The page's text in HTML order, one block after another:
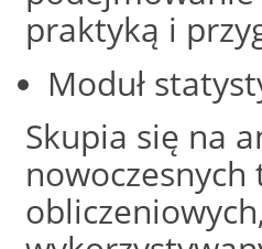
praktyką i
Moduł
Skupia się na